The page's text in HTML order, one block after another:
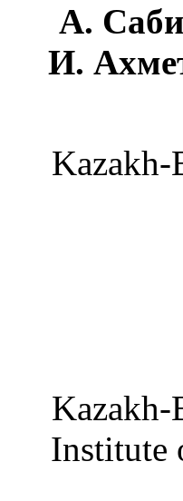
А.
И.
Kazakh-
Kazakh-
Institute